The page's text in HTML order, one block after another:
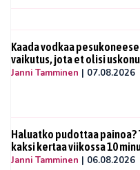
Kaada vodkaa
vaikutus, jota et olisi
Janni Tamminen | 07.08.2026
Haluatko pudottaa painoa?
kaksi kertaa viikossa 10
Janni Tamminen | 06.08.2026